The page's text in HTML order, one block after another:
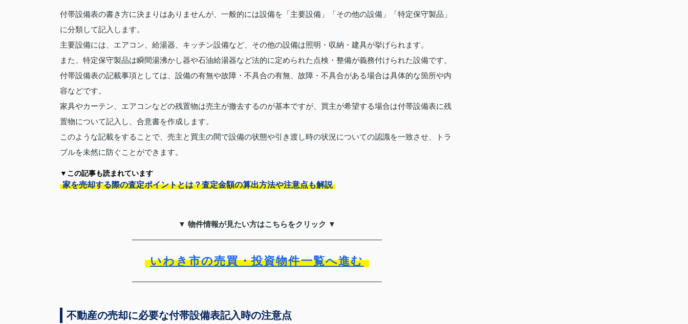
付帯設備表の書き方に決まりはありませんが、一般的には設備を「主要設備」「その他の設備」「特定保守製品」
に分類して記入します。
主要設備には、エアコン、給湯器、キッチン設備など、その他の設備は照明・収納・建具が挙げられます。
また、特定保守製品は瞬間湯沸かし器や石油給湯器など法的に定められた点検・整備が義務付けられた設備です。
付帯設備表の記載事項としては、設備の有無や故障・不具合の有無、故障・不具合がある場合は具体的な箇所や内
容などです。
家具やカーテン、エアコンなどの残置物は売主が撤去するのが基本ですが、買主が希望する場合は付帯設備表に残
置物について記入し、合意書を作成します。
このような記載をすることで、売主と買主の間で設備の状態や引き渡し時の状況についての認識を一致させ、トラ
ブルを未然に防ぐことができます。
▼この記事も読まれています
家を売却する際の査定ポイントとは？査定金額の算出方法や注意点も解説
▼ 物件情報が見たい方はこちらをクリック ▼
いわき市の売買・投資物件一覧へ進む
不動産の売却に必要な付帯設備表記入時の注意点